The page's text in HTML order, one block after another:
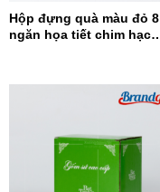
Hộp đựng quà màu đỏ 8
ngăn họa tiết chim hạc